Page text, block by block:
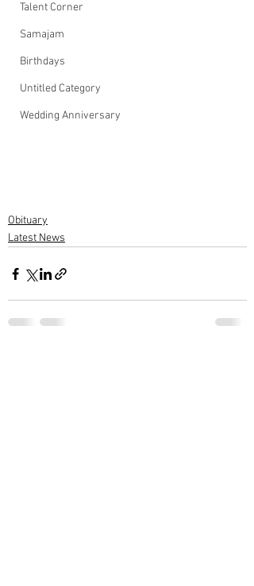
Talent Corner
Samajam
Birthdays
Untitled Category
Wedding Anniversary
Obituary
Latest News